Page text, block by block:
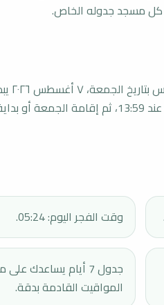
كل مسجد جدوله الخاص.
موعد
الجمعة عند 13:49، ثم بداية الخطبة عند 13:59، ثم إقامة
وقت الفجر اليوم: 05:24.
جدول 7 أيام يساعدك
المواقيت القادمة بدقة.